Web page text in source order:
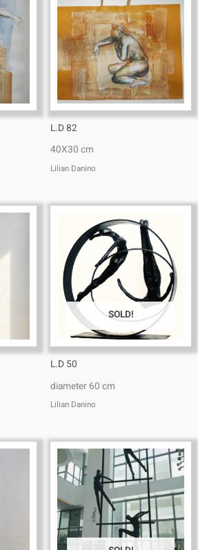
L.D 82
40X30 cm
Lilian Danino
SOLD!
L.D 50
diameter 60 cm
Lilian Danino